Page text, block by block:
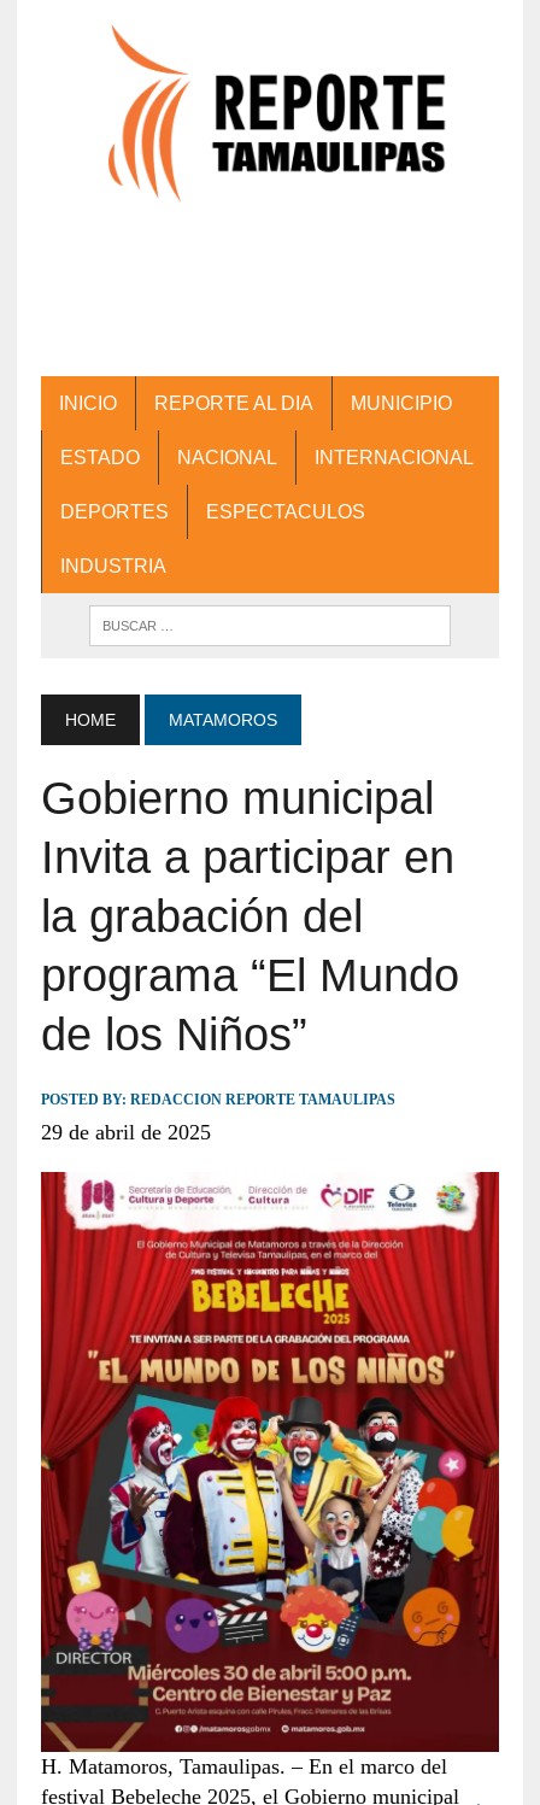
INICIO REPORTE AL DIA MUNICIPIO
ESTADO NACIONAL INTERNACIONAL
DEPORTES ESPECTACULOS
INDUSTRIA
HOME MATAMOROS
Gobierno municipal
Invita a participar en
la grabación del
programa “El Mundo
de los Niños”
POSTED BY: REDACCION REPORTE TAMAULIPAS
29 de abril de 2025
H. Matamoros, Tamaulipas. – En el marco del
festival Bebeleche 2025, el Gobierno municipal